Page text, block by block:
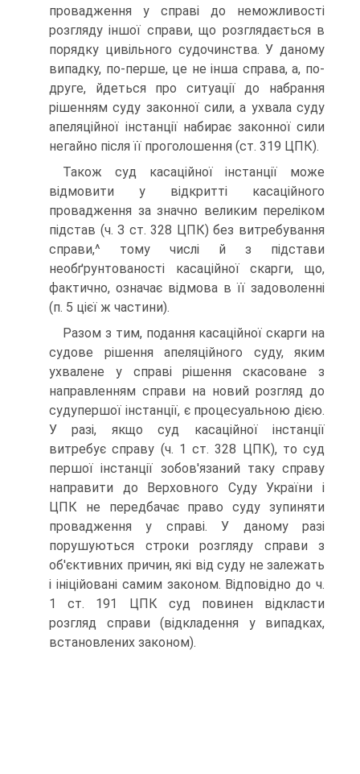
провадження у справі до неможливості
розгляду іншої справи, що розглядається в
порядку цивільного судочинства. У даному
випадку, по-перше, це не інша справа, а, по-
друге, йдеться про ситуації до набрання
рішенням суду законної сили, а ухвала суду
апеляційної інстанції набирає законної сили
негайно після її проголошення (ст. 319 ЦПК).
Також суд касаційної інстанції може
відмовити у відкритті касаційного
провадження за значно великим переліком
підстав (ч. З ст. 328 ЦПК) без витребування
справи,^ тому числі й з підстави
необґрунтованості касаційної скарги, що,
фактично, означає відмова в її задоволенні
(п. 5 цієї ж частини).
Разом з тим, подання касаційної скарги на
судове рішення апеляційного суду, яким
ухвалене у справі рішення скасоване з
направленням справи на новий розгляд до
судупершої інстанції, є процесуальною дією.
У разі, якщо суд касаційної інстанції
витребує справу (ч. 1 ст. 328 ЦПК), то суд
першої інстанції зобов'язаний таку справу
направити до Верховного Суду України і
ЦПК не передбачає право суду зупиняти
провадження у справі. У даному разі
порушуються строки розгляду справи з
об'єктивних причин, які від суду не залежать
і ініційовані самим законом. Відповідно до ч.
1 ст. 191 ЦПК суд повинен відкласти
розгляд справи (відкладення у випадках,
встановлених законом).